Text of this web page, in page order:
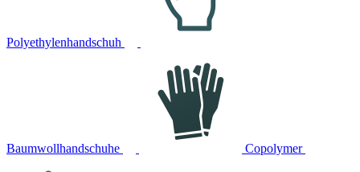
Polyethylenhandschuh
Baumwollhandschuhe Copolymer